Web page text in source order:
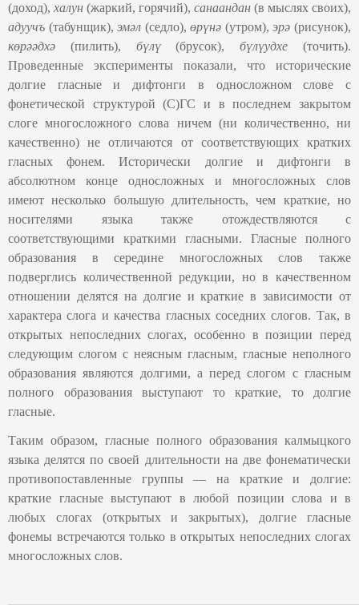
(доход), халун (жаркий, горячий), санаандан (в мыслях своих),
адуучъ (табунщик),эмәл (седло),өрүнә (утром),эрә(рисунок),
көрәәдхә (пилить), бүлү(брусок),бүлүудхе(точить).
Проведенные эксперименты показали, что исторические
долгие гласные и дифтонги в односложном слове с
фонетической структурой (С)ГС и в последнем закрытом
слоге многосложного слова ничем (ни количественно, ни
качественно) не отличаются от соответствующих кратких
гласных фонем. Исторически долгие и дифтонги в
абсолютном конце односложных и многосложных слов
имеют несколько большую длительность, чем краткие, но
носителями языка также отождествляются с
соответствующими краткими гласными. Гласные полного
образования в середине многосложных слов также
подверглись количественной редукции, но в качественном
отношении делятся на долгие и краткие в зависимости от
характера слога и качества гласных соседних слогов. Так, в
открытых непоследних слогах, особенно в позиции перед
следующим слогом с неясным гласным, гласные неполного
образования являются долгими, а перед слогом с гласным
полного образования выступают то краткие, то долгие
гласные.
Таким образом, гласные полного образования калмыцкого
языка делятся по своей длительности на две фонематически
противопоставленные группы — на краткие и долгие:
краткие гласные выступают в любой позиции слова и в
любых слогах (открытых и закрытых), долгие гласные
фонемы встречаются только в открытых непоследних слогах
многосложных слов.